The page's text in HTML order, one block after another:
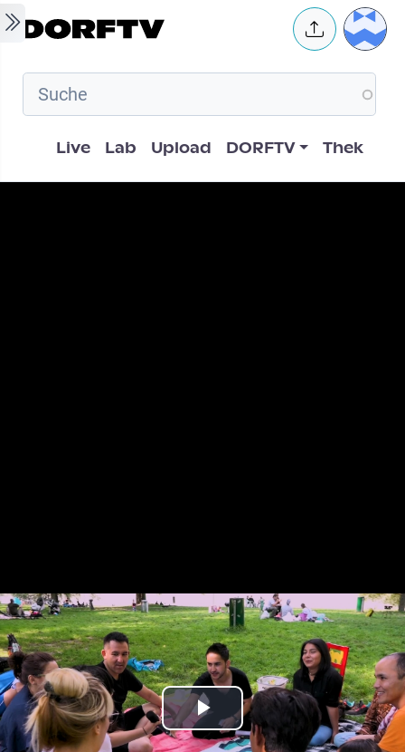
Skip to main content User
Hauptnavigation
Live Lab Upload DORFTV Thek
Play